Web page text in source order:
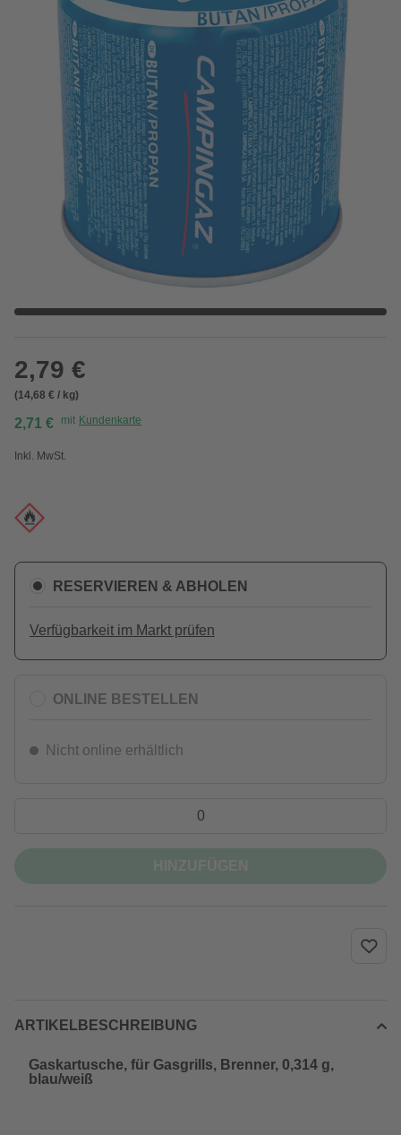
2,79 €
(14,68 € / kg)
2,71 € mit Kundenkarte
Inkl. MwSt.
RESERVIEREN & ABHOLEN
Verfügbarkeit im Markt prüfen
ONLINE BESTELLEN
Nicht online erhältlich
ARTIKELBESCHREIBUNG
Gaskartusche, für Gasgrills, Brenner, 0,314 g,
blau/weiß